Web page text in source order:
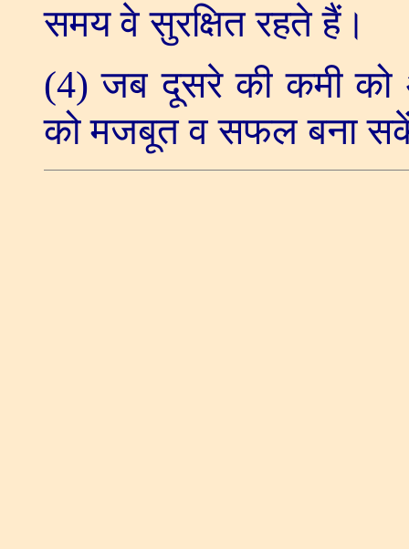
समय वे सुरक्षित रहते हैं।
(4)जब दूसरे की कमी को
को मजबूत व सफल बना